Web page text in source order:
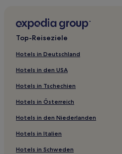
Familien in Börgerende
Familien in Ortsamt 1
Golf in Ortsamt 1
Familien in Rerik
Haustierfreundliche in Rerik
Hotels mit inbegriffenem
Top-Reiseziele
Hotels in Deutschland
Hotels in den USA
Hotels in Tschechien
Hotels in Österreich
Hotels in den Niederlanden
Hotels in Italien
Hotels in Schweden